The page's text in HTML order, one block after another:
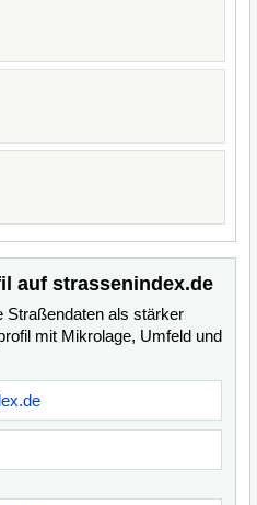
auf strassenindex.de
Straßendaten als stärker
mit Mikrolage, Umfeld und